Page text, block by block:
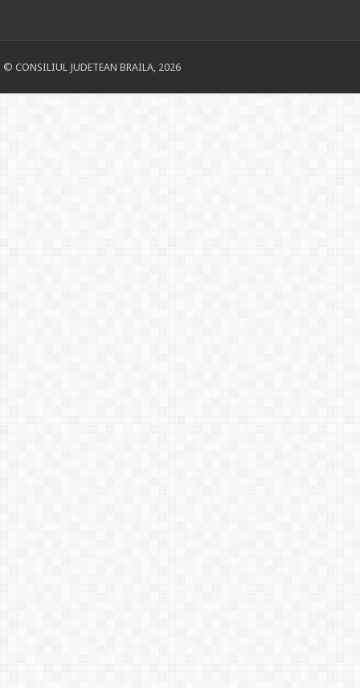
© CONSILIUL JUDETEAN BRAILA, 2026